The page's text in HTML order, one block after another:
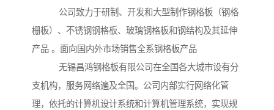
公司致力于研制、开发和大型制作钢格板（钢格
栅板）、不锈钢钢格板、玻璃钢格板和钢结构及其延伸
产品 。面向国内外市场销售全系钢格板产品
无锡昌鸿钢格板有限公司在全国各大城市设有分
支机构，服务网络遍及全国。公司内部实行网络化管
理，依托的计算机设计系统和计算机管理系统，实现规